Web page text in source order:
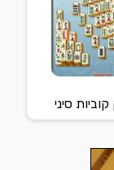
סיני